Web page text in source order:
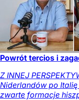
Powrót tercios i
Z INNEJ
Niderlandów po Italię
zwarte formacje